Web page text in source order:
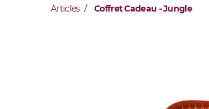
Articles Coffret Cadeau - Jungle